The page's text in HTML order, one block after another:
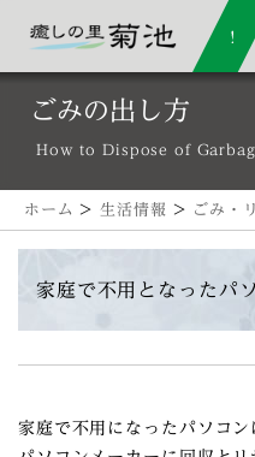
ごみの出し方
How to Dispose of
ホーム >生活情報 > ごみ・
家庭で不⽤となったパ
家庭で不⽤になったパソコン